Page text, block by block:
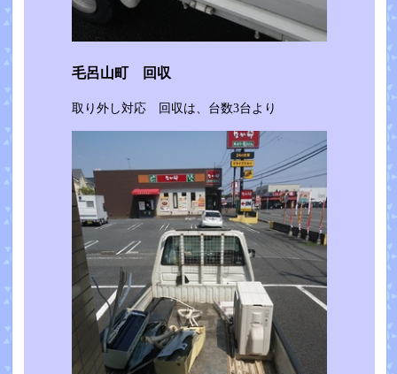
毛呂山町 回収
取り外し対応 回収は、台数3台より